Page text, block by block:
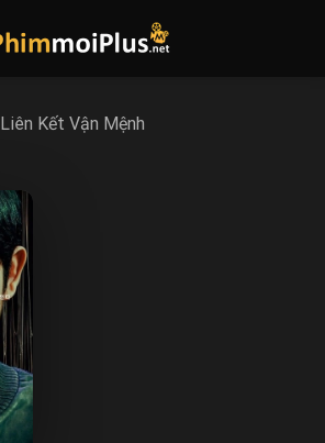
Liên Kết Vận Mệnh